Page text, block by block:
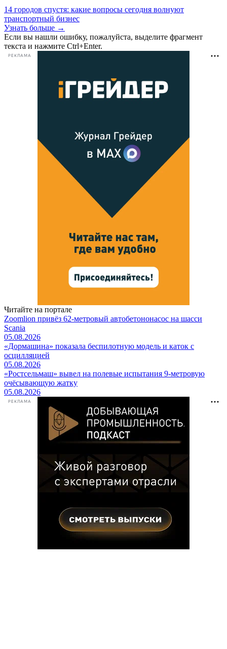
14 городов спустя: какие вопросы сегодня волнуют
транспортный бизнес
Узнать больше →
Если вы нашли ошибку, пожалуйста, выделите фрагмент
текста и нажмите Ctrl+Enter.
РЕКЛАМА
Читайте на портале
Zoomlion привёз 62-метровый автобетононасос на шасси
Scania
05.08.2026
«Дормашина» показала беспилотную модель и каток с
осцилляцией
05.08.2026
«Ростсельмаш» вывел на полевые испытания 9-метровую
очёсывающую жатку
05.08.2026
РЕКЛАМА